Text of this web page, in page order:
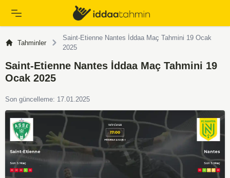
Tahminler
Saint-Etienne Nantes İddaa Maç Tahmini 19 Ocak
2025
Saint-Etienne Nantes İddaa Maç Tahmini 19
Ocak 2025
Son güncelleme: 17.01.2025